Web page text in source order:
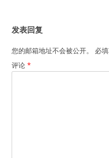
航
发表回复
您的邮箱地址不会被公开。 必
评论 *